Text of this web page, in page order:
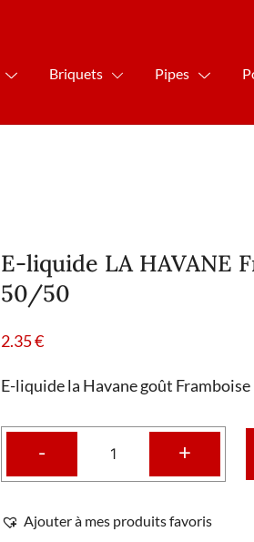
Briquets Pipes
E-liquide LA HAVANE
50/50
2.35€
E-liquide la Havane goût
- +
Ajouter à mes produits favoris